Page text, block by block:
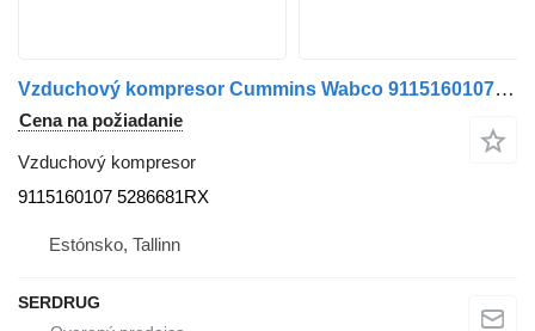
Vzduchový kompresor Cummins Wabco 9115160107 5286681RX na autobusa WABCO
Cena na požiadanie
Vzduchový kompresor
9115160107 5286681RX
Estónsko, Tallinn
SERDRUG